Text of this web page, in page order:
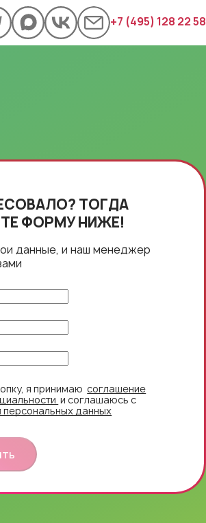
+7 (495) 128 22 58
ТОГДА
ФОРМУ НИЖЕ!
данные, и наш менеджер
я принимаю соглашение
и соглашаюсь с
персональных данных